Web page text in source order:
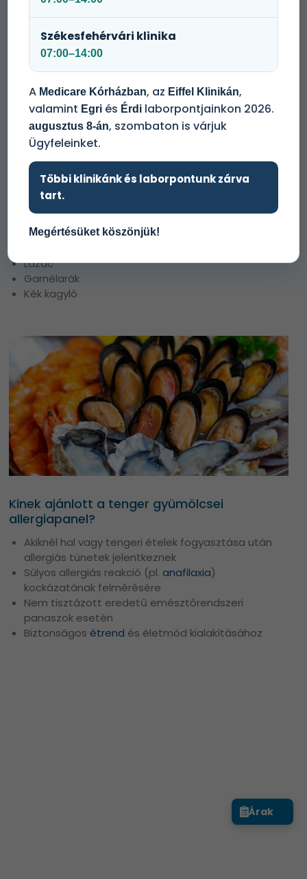
A vizsgálat a világszerte elismert Phadia ImmunoCAP
technológiával történik, amely kiemelkedő
érzékenységet és megbízhatóságot biztosít az
allergének kimutatásában.
Mit vizsgál a teszt?
A tenger gyümölcsei allergiapanel 8 gyakori hal- és
tengeri allergént elemez:
Atlanti tőkehal
Hering
Makréla
Lepényhal
Lazac
Garnélarák
Kék kagyló
Kinek ajánlott a tenger gyümölcsei
allergiapanel?
Akiknél hal vagy tengeri ételek fogyasztása után
allergiás tünetek jelentkeznek
Súlyos allergiás reakció (pl. anafilaxia)
kockázatának felmérésére
Nem tisztázott eredetű emésztőrendszeri
panaszok esetén
Biztonságos étrend és életmód kialakításához
Árak
Székesfehérvári klinika
07:00–14:00
A Medicare Kórházban, az Eiffel Klinikán,
valamint Egri és Érdi laborpontjainkon 2026.
augusztus 8-án, szombaton is várjuk
Ügyfeleinket.
Többi klinikánk és laborpontunk zárva
tart.
Megértésüket köszönjük!